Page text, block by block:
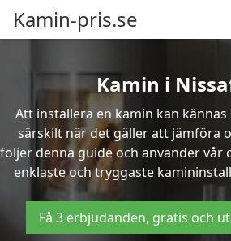
Kamin-pris.se
Kamin i
Att installera en kamin kan
särskilt när det gäller att jämföra
följer denna guide och använder
enklaste och tryggaste
Få 3 erbjudanden, gratis och